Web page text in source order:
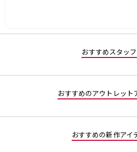
おすすめスタッフ
おすすめのアウトレット
おすすめの新作アイ